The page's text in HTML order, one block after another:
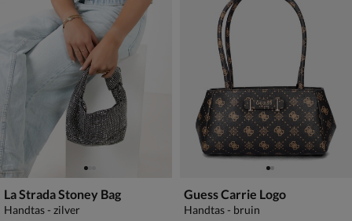
La Strada Stoney Bag
Handtas - zilver
Guess Carrie Logo
Handtas - bruin